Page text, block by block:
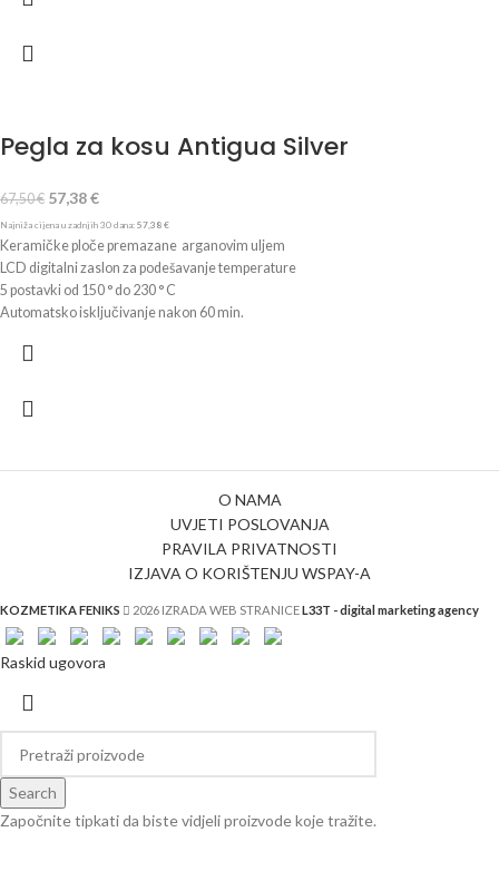
Pegla za kosu Antigua Silver
67,50€ 57,38€
Najniža cijena u zadnjih 30 dana: 57,38 €
Keramičke ploče premazane arganovim uljem
LCD digitalni zaslon za podešavanje temperature
5 postavki od 150 ° do 230 ° C
Automatsko isključivanje nakon 60 min.
220-240V~50/60 Hz
O NAMA
UVJETI POSLOVANJA
PRAVILA PRIVATNOSTI
IZJAVA O KORIŠTENJU WSPAY-A
KOZMETIKA FENIKS 2026 IZRADA WEB STRANICEL33T - digital marketing agency
Search
Započnite tipkati da biste vidjeli proizvode koje tražite.
Raskid ugovora